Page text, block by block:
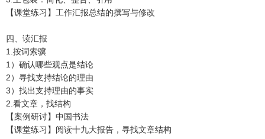
【课堂练习】工作汇报总结的撰写与修改
四、读汇报
1.按词索骥
1）确认哪些观点是结论
2）寻找支持结论的理由
3）找出支持理由的事实
2.看文章，找结构
【案例研讨】中国书法
【课堂练习】阅读十九大报告，寻找文章结构